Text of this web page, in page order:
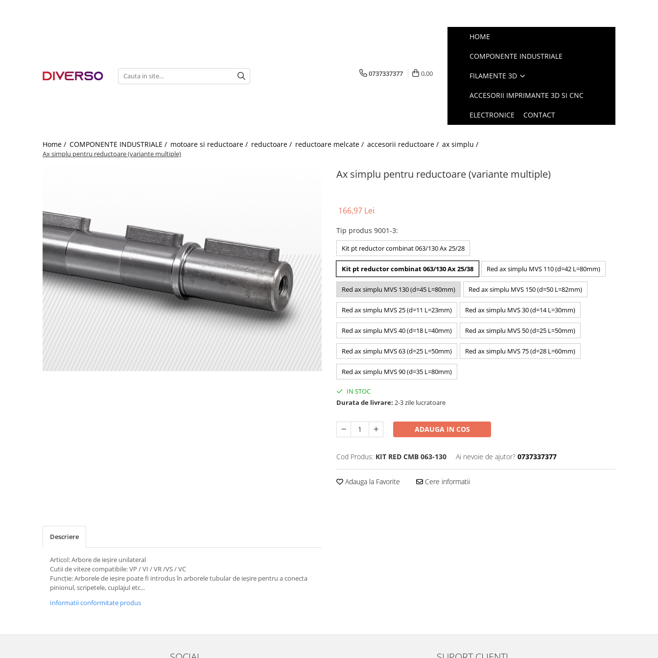
0737337377 0,00
HOME
COMPONENTE INDUSTRIALE
FILAMENTE 3D
ACCESORII IMPRIMANTE 3D SI CNC
ELECTRONICE CONTACT
Home / COMPONENTE INDUSTRIALE / motoare si reductoare / reductoare / reductoare melcate / accesorii reductoare / ax simplu /
Ax simplu pentru reductoare (variante multiple)
Ax simplu pentru reductoare (variante multiple)
166,97 Lei
Tip produs 9001-3:
Kit pt reductor combinat 063/130 Ax 25/28
Kit pt reductor combinat 063/130 Ax 25/38 Red ax simplu MVS 110 (d=42 L=80mm)
Red ax simplu MVS 130 (d=45 L=80mm) Red ax simplu MVS 150 (d=50 L=82mm)
Red ax simplu MVS 25 (d=11 L=23mm) Red ax simplu MVS 30 (d=14 L=30mm)
Red ax simplu MVS 40 (d=18 L=40mm) Red ax simplu MVS 50 (d=25 L=50mm)
Red ax simplu MVS 63 (d=25 L=50mm) Red ax simplu MVS 75 (d=28 L=60mm)
Red ax simplu MVS 90 (d=35 L=80mm)
IN STOC
Durata de livrare: 2-3 zile lucratoare
ADAUGA IN COS
Cod Produs: KIT RED CMB 063-130 Ai nevoie de ajutor? 0737337377
Adauga la Favorite Cere informatii
Descriere
Articol: Arbore de ieșire unilateral
Cutii de viteze compatibile: VP / VI / VR /VS / VC
Funcţie: Arborele de ieșire poate fi introdus în arborele tubular de ieșire pentru a conecta
pinionul, scripetele, cuplajul etc...
Informatii conformitate produs